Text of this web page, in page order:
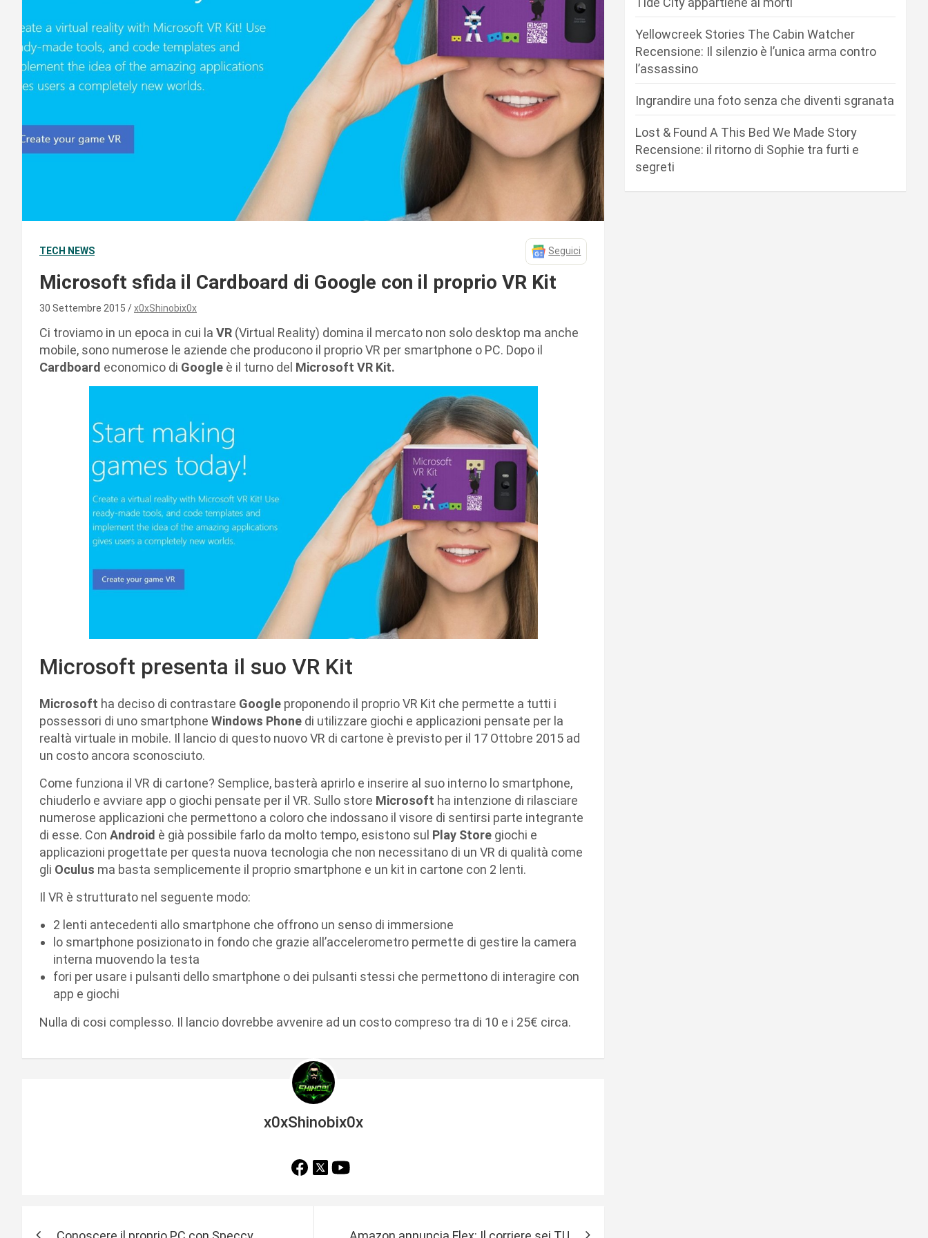
TECH NEWS Seguici
Microsoft sfida il Cardboard di Google con il proprio VR Kit
30 Settembre 2015 x0xShinobix0x
Ci troviamo in un epoca in cui la VR (Virtual Reality) domina il mercato non solo desktop ma anche
mobile, sono numerose le aziende che producono il proprio VR per smartphone o PC. Dopo il
Cardboard economico di Google è il turno del Microsoft VR Kit.
Microsoft presenta il suo VR Kit
Microsoft ha deciso di contrastare Google proponendo il proprio VR Kit che permette a tutti i
possessori di uno smartphone Windows Phone di utilizzare giochi e applicazioni pensate per la
realtà virtuale in mobile. Il lancio di questo nuovo VR di cartone è previsto per il 17 Ottobre 2015 ad
un costo ancora sconosciuto.
Come funziona il VR di cartone? Semplice, basterà aprirlo e inserire al suo interno lo smartphone,
chiuderlo e avviare app o giochi pensate per il VR. Sullo store Microsoft ha intenzione di rilasciare
numerose applicazioni che permettono a coloro che indossano il visore di sentirsi parte integrante
di esse. Con Android è già possibile farlo da molto tempo, esistono sul Play Store giochi e
applicazioni progettate per questa nuova tecnologia che non necessitano di un VR di qualità come
gli Oculus ma basta semplicemente il proprio smartphone e un kit in cartone con 2 lenti.
Il VR è strutturato nel seguente modo:
2 lenti antecedenti allo smartphone che offrono un senso di immersione
lo smartphone posizionato in fondo che grazie all’accelerometro permette di gestire la camera
interna muovendo la testa
fori per usare i pulsanti dello smartphone o dei pulsanti stessi che permettono di interagire con
app e giochi
Nulla di cosi complesso. Il lancio dovrebbe avvenire ad un costo compreso tra di 10 e i 25€ circa.
x0xShinobix0x
Yellowcreek Stories The Cabin Watcher
Recensione: Il silenzio è l’unica arma contro
l’assassino
Ingrandire una foto senza che diventi sgranata
Lost & Found A This Bed We Made Story
Recensione: il ritorno di Sophie tra furti e
segreti